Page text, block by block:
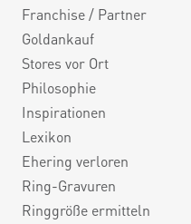
Franchise / Partner
Goldankauf
Stores vor Ort
Philosophie
Inspirationen
Lexikon
Ehering verloren
Ring-Gravuren
Ringgröße ermitteln